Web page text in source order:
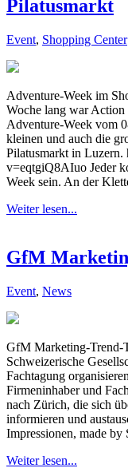
Pilatusmarkt
Event, Shopping Center
Adventure-Week im
Woche lang war
Adventure-Week vom
kleinen und auch die
Pilatusmarkt in
v=eqtgiQ8AIuo Jeder
Week sein. An der
Weiter lesen...
GfM
Event, News
GfM Marketing-Trend-
Schweizerische
Fachtagung
Firmeninhaber und
nach Zürich, die sich
informieren und
Impressionen, made
Weiter lesen...